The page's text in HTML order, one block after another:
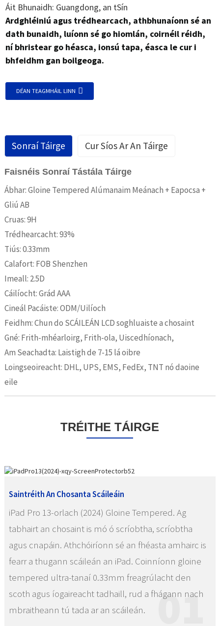
Áit Bhunaidh: Guangdong, an tSín
Ardghléiniú agus trédhearcach, athbhunaíonn sé an
dath bunaidh, luíonn sé go hiomlán, coirnéil réidh,
ní bhristear go héasca, ionsú tapa, éasca le cur i
bhfeidhm gan boilgeoga.
DÉAN TEAGMHÁIL LINN
Sonraí Táirge Cur Síos Ar An Táirge
Faisnéis Sonraí Tástála Táirge
Ábhar: Gloine Tempered Alúmanaim Meánach + Eapocsa +
Gliú AB
Cruas: 9H
Trédhearcacht: 93%
Tiús: 0.33mm
Calafort: FOB Shenzhen
Imeall: 2.5D
Cáilíocht: Grád AAA
Cineál Pacáiste: ODM/Uilíoch
Feidhm: Chun do SCÁILEÁN LCD soghluaiste a chosaint
Gné: Frith-mhéarloirg, Frith-ola, Uiscedhíonach,
Am Seachadta: Laistigh de 7-15 lá oibre
Loingseoireacht: DHL, UPS, EMS, FedEx, TNT nó daoine
eile
TRÉITHE TÁIRGE
Saintréith An Chosanta Scáileáin
iPad Pro 13-orlach (2024) Gloine Tempered. Ag
tabhairt an chosaint is mó ó scríobtha, scríobtha
agus cnapáin. Athchóiríonn sé an fhéasta amhairc is
fearr a thugann scáileán an iPad. Coinníonn gloine
tempered ultra-tanaí 0.33mm freagrúlacht den
scoth agus íogaireacht tadhaill, rud a fhágann nach
mbraitheann tú tada ar an scáileán.
01